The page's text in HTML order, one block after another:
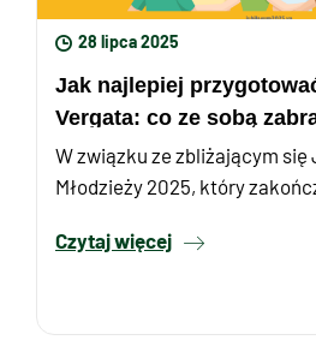
28 lipca 2025
Jak najlepiej
Vergata: co ze sobą
Młodzieży 2025
W związku ze zbliżającym się
Młodzieży 2025, który
Czytaj więcej